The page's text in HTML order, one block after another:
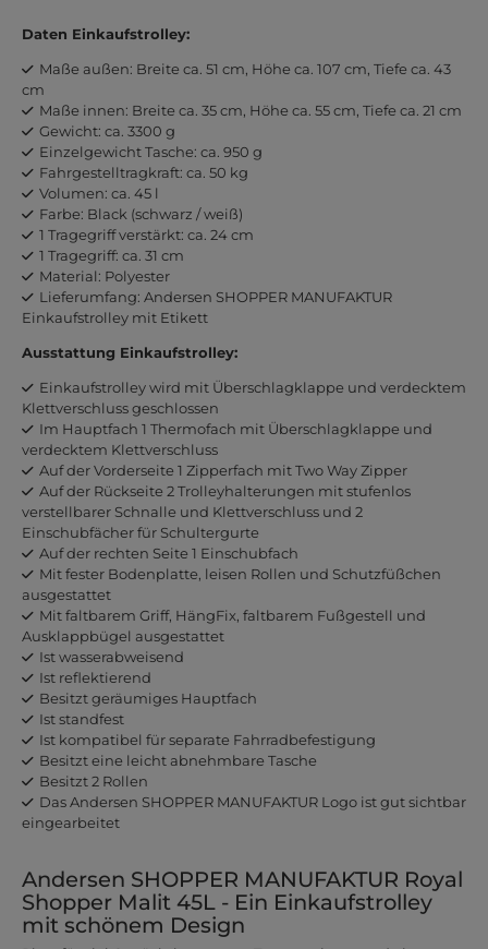
Daten Einkaufstrolley:
Maße außen: Breite ca. 51 cm, Höhe ca. 107 cm, Tiefe ca. 43
cm
Maße innen: Breite ca. 35 cm, Höhe ca. 55 cm, Tiefe ca. 21 cm
Gewicht: ca. 3300 g
Einzelgewicht Tasche: ca. 950 g
Fahrgestelltragkraft: ca. 50 kg
Volumen: ca. 45 l
Farbe: Black (schwarz / weiß)
1 Tragegriff verstärkt: ca. 24 cm
1 Tragegriff: ca. 31 cm
Material: Polyester
Lieferumfang: Andersen SHOPPER MANUFAKTUR
Einkaufstrolley mit Etikett
Ausstattung Einkaufstrolley:
Einkaufstrolley wird mit Überschlagklappe und verdecktem
Klettverschluss geschlossen
Im Hauptfach 1 Thermofach mit Überschlagklappe und
verdecktem Klettverschluss
Auf der Vorderseite 1 Zipperfach mit Two Way Zipper
Auf der Rückseite 2 Trolleyhalterungen mit stufenlos
verstellbarer Schnalle und Klettverschluss und 2
Einschubfächer für Schultergurte
Auf der rechten Seite 1 Einschubfach
Mit fester Bodenplatte, leisen Rollen und Schutzfüßchen
ausgestattet
Mit faltbarem Griff, HängFix, faltbarem Fußgestell und
Ausklappbügel ausgestattet
Ist wasserabweisend
Ist reflektierend
Besitzt geräumiges Hauptfach
Ist standfest
Ist kompatibel für separate Fahrradbefestigung
Besitzt eine leicht abnehmbare Tasche
Besitzt 2 Rollen
Das Andersen SHOPPER MANUFAKTUR Logo ist gut sichtbar
eingearbeitet
Andersen SHOPPER MANUFAKTUR Royal
Shopper Malit 45L - Ein Einkaufstrolley
mit schönem Design